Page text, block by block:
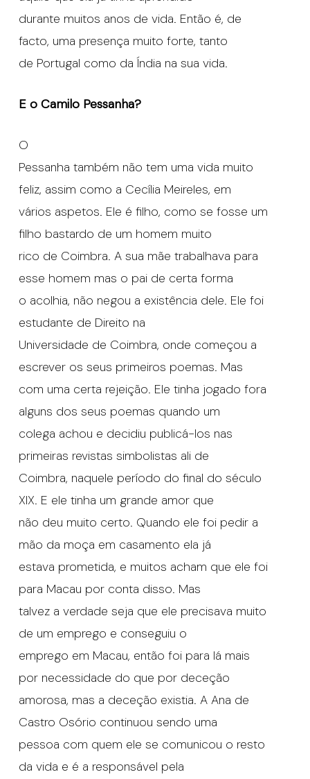
durante muitos anos de vida. Então é, de
facto, uma presença muito forte, tanto
de Portugal como da Índia na sua vida.
E o Camilo Pessanha?
O
Pessanha também não tem uma vida muito
feliz, assim como a Cecília Meireles, em
vários aspetos. Ele é filho, como se fosse um
filho bastardo de um homem muito
rico de Coimbra. A sua mãe trabalhava para
esse homem mas o pai de certa forma
o acolhia, não negou a existência dele. Ele foi
estudante de Direito na
Universidade de Coimbra, onde começou a
escrever os seus primeiros poemas. Mas
com uma certa rejeição. Ele tinha jogado fora
alguns dos seus poemas quando um
colega achou e decidiu publicá-los nas
primeiras revistas simbolistas ali de
Coimbra, naquele período do final do século
XIX. E ele tinha um grande amor que
não deu muito certo. Quando ele foi pedir a
mão da moça em casamento ela já
estava prometida, e muitos acham que ele foi
para Macau por conta disso. Mas
talvez a verdade seja que ele precisava muito
de um emprego e conseguiu o
emprego em Macau, então foi para lá mais
por necessidade do que por deceção
amorosa, mas a deceção existia. A Ana de
Castro Osório continuou sendo uma
pessoa com quem ele se comunicou o resto
da vida e é a responsável pela